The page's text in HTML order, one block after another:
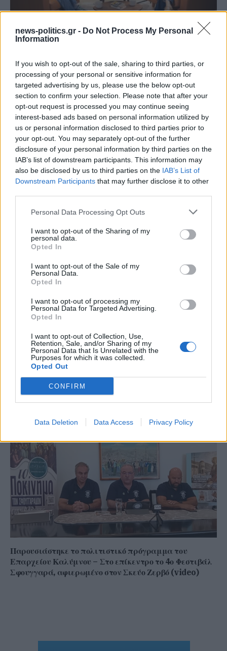
news-politics.gr - Do Not Process My Personal
Information
If you wish to opt-out of the sale, sharing to third parties, or
processing of your personal or sensitive information for
targeted advertising by us, please use the below opt-out
section to confirm your selection. Please note that after your
opt-out request is processed you may continue seeing
interest-based ads based on personal information utilized by
us or personal information disclosed to third parties prior to
your opt-out. You may separately opt-out of the further
disclosure of your personal information by third parties on the
IAB’s list of downstream participants. This information may
also be disclosed by us to third parties on the IAB’s List of
Downstream Participants that may further disclose it to other
Personal Data Processing Opt Outs
I want to opt-out of the Sharing of my
personal data.
Opted In
I want to opt-out of the Sale of my
Personal Data.
Opted In
I want to opt-out of processing my
Personal Data for Targeted Advertising.
Opted In
I want to opt-out of Collection, Use,
Retention, Sale, and/or Sharing of my
Personal Data that Is Unrelated with the
Purposes for which it was collected.
Opted Out
CONFIRM
Data Deletion Data Access Privacy Policy
Σένα» δεν έχει όνομα, γιατί είναι μία από εμάς
(BINTEO)
βιβλίου του Γιάννη Μαγκλή: «Τα αδέλφια μου οι
άνθρωποι» -Videos
Η περίπου… σφαγιαστική κριτική του Economist για
την Οδύσσεια του Νόλαν
Παρουσιάστηκε το πολιτιστικό πρόγραμμα του
Επαρχείου Καλύμνου – Στο επίκεντρο το 4ο Φεστιβάλ
Σφουγγαρά, αφιερωμένο στον Σκεύο Ζερβό (video)